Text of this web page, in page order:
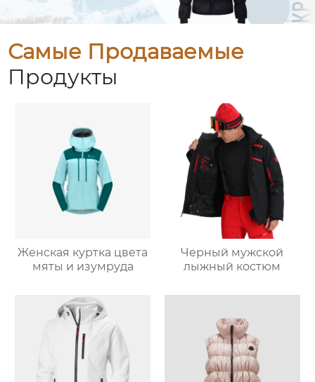
Самые Продаваемые
Продукты
Женская куртка цвета
мяты и изумруда
Черный мужской
лыжный костюм